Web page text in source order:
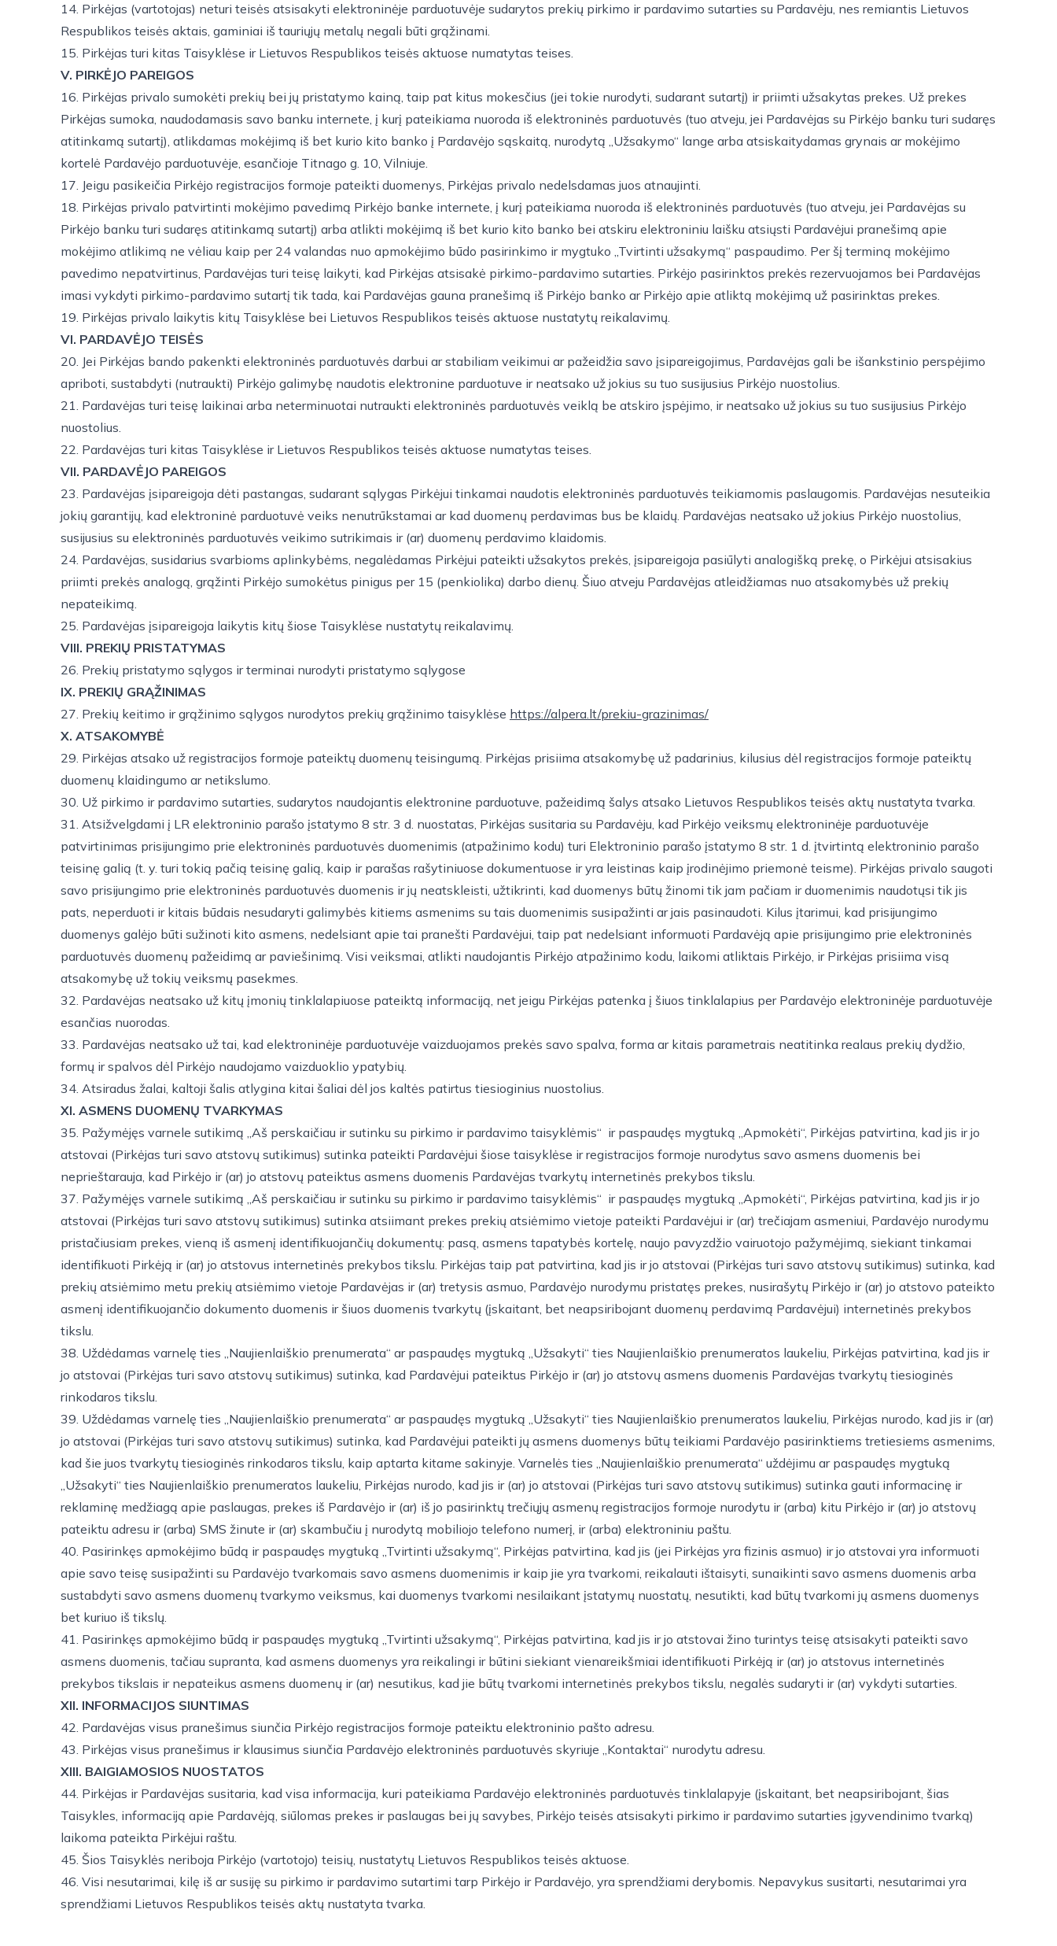
14. Pirkėjas (vartotojas) neturi teisės atsisakyti elektroninėje parduotuvėje sudarytos prekių pirkimo ir pardavimo sutarties su Pardavėju, nes remiantis Lietuvos
Respublikos teisės aktais, gaminiai iš tauriųjų metalų negali būti grąžinami.
15. Pirkėjas turi kitas Taisyklėse ir Lietuvos Respublikos teisės aktuose numatytas teises.
V. PIRKĖJO PAREIGOS
16. Pirkėjas privalo sumokėti prekių bei jų pristatymo kainą, taip pat kitus mokesčius (jei tokie nurodyti, sudarant sutartį) ir priimti užsakytas prekes. Už prekes
Pirkėjas sumoka, naudodamasis savo banku internete, į kurį pateikiama nuoroda iš elektroninės parduotuvės (tuo atveju, jei Pardavėjas su Pirkėjo banku turi sudaręs
atitinkamą sutartį), atlikdamas mokėjimą iš bet kurio kito banko į Pardavėjo sąskaitą, nurodytą „Užsakymo“ lange arba atsiskaitydamas grynais ar mokėjimo
kortelė Pardavėjo parduotuvėje, esančioje Titnago g. 10, Vilniuje.
17. Jeigu pasikeičia Pirkėjo registracijos formoje pateikti duomenys, Pirkėjas privalo nedelsdamas juos atnaujinti.
18. Pirkėjas privalo patvirtinti mokėjimo pavedimą Pirkėjo banke internete, į kurį pateikiama nuoroda iš elektroninės parduotuvės (tuo atveju, jei Pardavėjas su
Pirkėjo banku turi sudaręs atitinkamą sutartį) arba atlikti mokėjimą iš bet kurio kito banko bei atskiru elektroniniu laišku atsiųsti Pardavėjui pranešimą apie
mokėjimo atlikimą ne vėliau kaip per 24 valandas nuo apmokėjimo būdo pasirinkimo ir mygtuko „Tvirtinti užsakymą“ paspaudimo. Per šį terminą mokėjimo
pavedimo nepatvirtinus, Pardavėjas turi teisę laikyti, kad Pirkėjas atsisakė pirkimo-pardavimo sutarties. Pirkėjo pasirinktos prekės rezervuojamos bei Pardavėjas
imasi vykdyti pirkimo-pardavimo sutartį tik tada, kai Pardavėjas gauna pranešimą iš Pirkėjo banko ar Pirkėjo apie atliktą mokėjimą už pasirinktas prekes.
19. Pirkėjas privalo laikytis kitų Taisyklėse bei Lietuvos Respublikos teisės aktuose nustatytų reikalavimų.
VI. PARDAVĖJO TEISĖS
20. Jei Pirkėjas bando pakenkti elektroninės parduotuvės darbui ar stabiliam veikimui ar pažeidžia savo įsipareigojimus, Pardavėjas gali be išankstinio perspėjimo
apriboti, sustabdyti (nutraukti) Pirkėjo galimybę naudotis elektronine parduotuve ir neatsako už jokius su tuo susijusius Pirkėjo nuostolius.
21. Pardavėjas turi teisę laikinai arba neterminuotai nutraukti elektroninės parduotuvės veiklą be atskiro įspėjimo, ir neatsako už jokius su tuo susijusius Pirkėjo
nuostolius.
22. Pardavėjas turi kitas Taisyklėse ir Lietuvos Respublikos teisės aktuose numatytas teises.
VII. PARDAVĖJO PAREIGOS
23. Pardavėjas įsipareigoja dėti pastangas, sudarant sąlygas Pirkėjui tinkamai naudotis elektroninės parduotuvės teikiamomis paslaugomis. Pardavėjas nesuteikia
jokių garantijų, kad elektroninė parduotuvė veiks nenutrūkstamai ar kad duomenų perdavimas bus be klaidų. Pardavėjas neatsako už jokius Pirkėjo nuostolius,
susijusius su elektroninės parduotuvės veikimo sutrikimais ir (ar) duomenų perdavimo klaidomis.
24. Pardavėjas, susidarius svarbioms aplinkybėms, negalėdamas Pirkėjui pateikti užsakytos prekės, įsipareigoja pasiūlyti analogišką prekę, o Pirkėjui atsisakius
priimti prekės analogą, grąžinti Pirkėjo sumokėtus pinigus per 15 (penkiolika) darbo dienų. Šiuo atveju Pardavėjas atleidžiamas nuo atsakomybės už prekių
nepateikimą.
25. Pardavėjas įsipareigoja laikytis kitų šiose Taisyklėse nustatytų reikalavimų.
VIII. PREKIŲ PRISTATYMAS
26. Prekių pristatymo sąlygos ir terminai nurodyti pristatymo sąlygose
IX. PREKIŲ GRĄŽINIMAS
27. Prekių keitimo ir grąžinimo sąlygos nurodytos prekių grąžinimo taisyklėse https://alpera.lt/prekiu-grazinimas/
X. ATSAKOMYBĖ
29. Pirkėjas atsako už registracijos formoje pateiktų duomenų teisingumą. Pirkėjas prisiima atsakomybę už padarinius, kilusius dėl registracijos formoje pateiktų
duomenų klaidingumo ar netikslumo.
30. Už pirkimo ir pardavimo sutarties, sudarytos naudojantis elektronine parduotuve, pažeidimą šalys atsako Lietuvos Respublikos teisės aktų nustatyta tvarka.
31. Atsižvelgdami į LR elektroninio parašo įstatymo 8 str. 3 d. nuostatas, Pirkėjas susitaria su Pardavėju, kad Pirkėjo veiksmų elektroninėje parduotuvėje
patvirtinimas prisijungimo prie elektroninės parduotuvės duomenimis (atpažinimo kodu) turi Elektroninio parašo įstatymo 8 str. 1 d. įtvirtintą elektroninio parašo
teisinę galią (t. y. turi tokią pačią teisinę galią, kaip ir parašas rašytiniuose dokumentuose ir yra leistinas kaip įrodinėjimo priemonė teisme). Pirkėjas privalo saugoti
savo prisijungimo prie elektroninės parduotuvės duomenis ir jų neatskleisti, užtikrinti, kad duomenys būtų žinomi tik jam pačiam ir duomenimis naudotųsi tik jis
pats, neperduoti ir kitais būdais nesudaryti galimybės kitiems asmenims su tais duomenimis susipažinti ar jais pasinaudoti. Kilus įtarimui, kad prisijungimo
duomenys galėjo būti sužinoti kito asmens, nedelsiant apie tai pranešti Pardavėjui, taip pat nedelsiant informuoti Pardavėją apie prisijungimo prie elektroninės
parduotuvės duomenų pažeidimą ar paviešinimą. Visi veiksmai, atlikti naudojantis Pirkėjo atpažinimo kodu, laikomi atliktais Pirkėjo, ir Pirkėjas prisiima visą
atsakomybę už tokių veiksmų pasekmes.
32. Pardavėjas neatsako už kitų įmonių tinklalapiuose pateiktą informaciją, net jeigu Pirkėjas patenka į šiuos tinklalapius per Pardavėjo elektroninėje parduotuvėje
esančias nuorodas.
33. Pardavėjas neatsako už tai, kad elektroninėje parduotuvėje vaizduojamos prekės savo spalva, forma ar kitais parametrais neatitinka realaus prekių dydžio,
formų ir spalvos dėl Pirkėjo naudojamo vaizduoklio ypatybių.
34. Atsiradus žalai, kaltoji šalis atlygina kitai šaliai dėl jos kaltės patirtus tiesioginius nuostolius.
XI. ASMENS DUOMENŲ TVARKYMAS
35. Pažymėjęs varnele sutikimą „Aš perskaičiau ir sutinku su pirkimo ir pardavimo taisyklėmis“ ir paspaudęs mygtuką „Apmokėti“, Pirkėjas patvirtina, kad jis ir jo
atstovai (Pirkėjas turi savo atstovų sutikimus) sutinka pateikti Pardavėjui šiose taisyklėse ir registracijos formoje nurodytus savo asmens duomenis bei
neprieštarauja, kad Pirkėjo ir (ar) jo atstovų pateiktus asmens duomenis Pardavėjas tvarkytų internetinės prekybos tikslu.
37. Pažymėjęs varnele sutikimą „Aš perskaičiau ir sutinku su pirkimo ir pardavimo taisyklėmis“ ir paspaudęs mygtuką „Apmokėti“, Pirkėjas patvirtina, kad jis ir jo
atstovai (Pirkėjas turi savo atstovų sutikimus) sutinka atsiimant prekes prekių atsiėmimo vietoje pateikti Pardavėjui ir (ar) trečiajam asmeniui, Pardavėjo nurodymu
pristačiusiam prekes, vieną iš asmenį identifikuojančių dokumentų: pasą, asmens tapatybės kortelę, naujo pavyzdžio vairuotojo pažymėjimą, siekiant tinkamai
identifikuoti Pirkėją ir (ar) jo atstovus internetinės prekybos tikslu. Pirkėjas taip pat patvirtina, kad jis ir jo atstovai (Pirkėjas turi savo atstovų sutikimus) sutinka, kad
prekių atsiėmimo metu prekių atsiėmimo vietoje Pardavėjas ir (ar) tretysis asmuo, Pardavėjo nurodymu pristatęs prekes, nusirašytų Pirkėjo ir (ar) jo atstovo pateikto
asmenį identifikuojančio dokumento duomenis ir šiuos duomenis tvarkytų (įskaitant, bet neapsiribojant duomenų perdavimą Pardavėjui) internetinės prekybos
tikslu.
38. Uždėdamas varnelę ties „Naujienlaiškio prenumerata“ ar paspaudęs mygtuką „Užsakyti“ ties Naujienlaiškio prenumeratos laukeliu, Pirkėjas patvirtina, kad jis ir
jo atstovai (Pirkėjas turi savo atstovų sutikimus) sutinka, kad Pardavėjui pateiktus Pirkėjo ir (ar) jo atstovų asmens duomenis Pardavėjas tvarkytų tiesioginės
rinkodaros tikslu.
39. Uždėdamas varnelę ties „Naujienlaiškio prenumerata“ ar paspaudęs mygtuką „Užsakyti“ ties Naujienlaiškio prenumeratos laukeliu, Pirkėjas nurodo, kad jis ir (ar)
jo atstovai (Pirkėjas turi savo atstovų sutikimus) sutinka, kad Pardavėjui pateikti jų asmens duomenys būtų teikiami Pardavėjo pasirinktiems tretiesiems asmenims,
kad šie juos tvarkytų tiesioginės rinkodaros tikslu, kaip aptarta kitame sakinyje. Varnelės ties „Naujienlaiškio prenumerata“ uždėjimu ar paspaudęs mygtuką
„Užsakyti“ ties Naujienlaiškio prenumeratos laukeliu, Pirkėjas nurodo, kad jis ir (ar) jo atstovai (Pirkėjas turi savo atstovų sutikimus) sutinka gauti informacinę ir
reklaminę medžiagą apie paslaugas, prekes iš Pardavėjo ir (ar) iš jo pasirinktų trečiųjų asmenų registracijos formoje nurodytu ir (arba) kitu Pirkėjo ir (ar) jo atstovų
pateiktu adresu ir (arba) SMS žinute ir (ar) skambučiu į nurodytą mobiliojo telefono numerį, ir (arba) elektroniniu paštu.
40. Pasirinkęs apmokėjimo būdą ir paspaudęs mygtuką „Tvirtinti užsakymą“, Pirkėjas patvirtina, kad jis (jei Pirkėjas yra fizinis asmuo) ir jo atstovai yra informuoti
apie savo teisę susipažinti su Pardavėjo tvarkomais savo asmens duomenimis ir kaip jie yra tvarkomi, reikalauti ištaisyti, sunaikinti savo asmens duomenis arba
sustabdyti savo asmens duomenų tvarkymo veiksmus, kai duomenys tvarkomi nesilaikant įstatymų nuostatų, nesutikti, kad būtų tvarkomi jų asmens duomenys
bet kuriuo iš tikslų.
41. Pasirinkęs apmokėjimo būdą ir paspaudęs mygtuką „Tvirtinti užsakymą“, Pirkėjas patvirtina, kad jis ir jo atstovai žino turintys teisę atsisakyti pateikti savo
asmens duomenis, tačiau supranta, kad asmens duomenys yra reikalingi ir būtini siekiant vienareikšmiai identifikuoti Pirkėją ir (ar) jo atstovus internetinės
prekybos tikslais ir nepateikus asmens duomenų ir (ar) nesutikus, kad jie būtų tvarkomi internetinės prekybos tikslu, negalės sudaryti ir (ar) vykdyti sutarties.
XII. INFORMACIJOS SIUNTIMAS
42. Pardavėjas visus pranešimus siunčia Pirkėjo registracijos formoje pateiktu elektroninio pašto adresu.
43. Pirkėjas visus pranešimus ir klausimus siunčia Pardavėjo elektroninės parduotuvės skyriuje „Kontaktai“ nurodytu adresu.
XIII. BAIGIAMOSIOS NUOSTATOS
44. Pirkėjas ir Pardavėjas susitaria, kad visa informacija, kuri pateikiama Pardavėjo elektroninės parduotuvės tinklalapyje (įskaitant, bet neapsiribojant, šias
Taisykles, informaciją apie Pardavėją, siūlomas prekes ir paslaugas bei jų savybes, Pirkėjo teisės atsisakyti pirkimo ir pardavimo sutarties įgyvendinimo tvarką)
laikoma pateikta Pirkėjui raštu.
45. Šios Taisyklės neriboja Pirkėjo (vartotojo) teisių, nustatytų Lietuvos Respublikos teisės aktuose.
46. Visi nesutarimai, kilę iš ar susiję su pirkimo ir pardavimo sutartimi tarp Pirkėjo ir Pardavėjo, yra sprendžiami derybomis. Nepavykus susitarti, nesutarimai yra
sprendžiami Lietuvos Respublikos teisės aktų nustatyta tvarka.